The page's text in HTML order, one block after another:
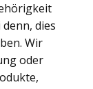
dies
Wir
oder